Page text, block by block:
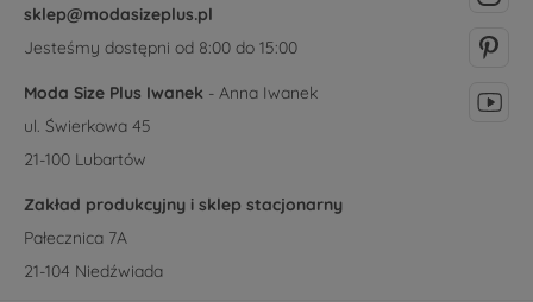
sklep@modasizeplus.pl
Jesteśmy dostępni od 8:00 do 15:00
Moda Size Plus Iwanek - Anna Iwanek
ul. Świerkowa 45
21-100 Lubartów
Zakład produkcyjny i sklep stacjonarny
Pałecznica 7A
21-104 Niedźwiada